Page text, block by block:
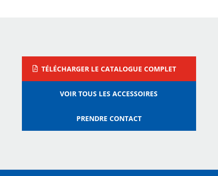
TÉLÉCHARGER LE CATALOGUE COMPLET
VOIR TOUS LES ACCESSOIRES
PRENDRE CONTACT